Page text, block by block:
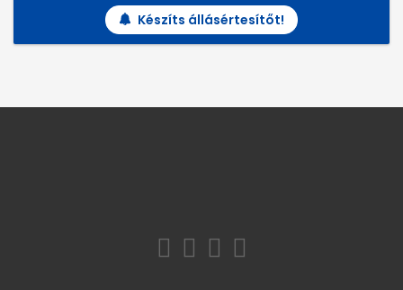
Készíts állásértesítőt!